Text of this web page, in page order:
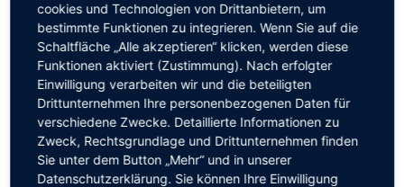
Elternsprechtag in der
Oberstufe
30.01.2024
Liebe Eltern,
die Kolleginnen und Kollegen der Oberstufe laden
am 30.01.2024 zum Elternsprechtag ein.
Bitte beachten Sie, dass die Schülerinnen und
cookies und Technologien von Drittanbietern, um
bestimmte Funktionen zu integrieren. Wenn Sie auf die
Schaltfläche „Alle akzeptieren“ klicken, werden diese
Funktionen aktiviert (Zustimmung). Nach erfolgter
Einwilligung verarbeiten wir und die beteiligten
Drittunternehmen Ihre personenbezogenen Daten für
verschiedene Zwecke. Detaillierte Informationen zu
Zweck, Rechtsgrundlage und Drittunternehmen finden
Sie unter dem Button „Mehr“ und in unserer
Datenschutzerklärung. Sie können Ihre Einwilligung